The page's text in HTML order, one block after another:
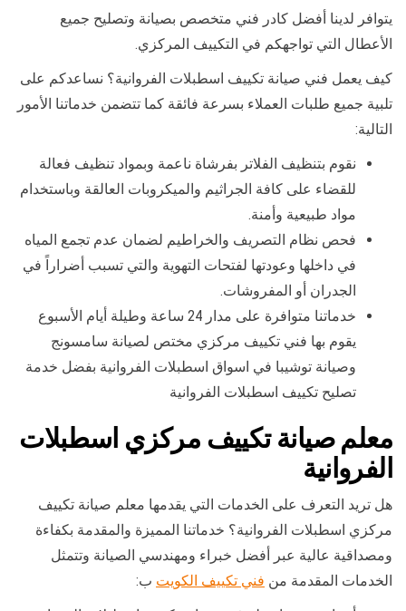
يتوافر لدينا أفضل كادر فني متخصص بصيانة وتصليح جميع
الأعطال التي تواجهكم في التكييف المركزي.
كيف يعمل فني صيانة تكييف اسطبلات الفروانية؟ نساعدكم على
تلبية جميع طلبات العملاء بسرعة فائقة كما تتضمن خدماتنا الأمور
التالية:
نقوم بتنظيف الفلاتر بفرشاة ناعمة وبمواد تنظيف فعالة
للقضاء على كافة الجراثيم والميكروبات العالقة وباستخدام
مواد طبيعية وأمنة.
فحص نظام التصريف والخراطيم لضمان عدم تجمع المياه
في داخلها وعودتها لفتحات التهوية والتي تسبب أضراراً في
الجدران أو المفروشات.
خدماتنا متوافرة على مدار 24 ساعة وطيلة أيام الأسبوع
يقوم بها فني تكييف مركزي مختص لصيانة سامسونج
وصيانة توشيبا في اسواق اسطبلات الفروانية بفضل خدمة
تصليح تكييف اسطبلات الفروانية
معلم صيانة تكييف مركزي اسطبلات
الفروانية
هل تريد التعرف على الخدمات التي يقدمها معلم صيانة تكييف
مركزي اسطبلات الفروانية؟ خدماتنا المميزة والمقدمة بكفاءة
ومصداقية عالية عبر أفضل خبراء ومهندسي الصيانة وتتمثل
الخدمات المقدمة من فني تكييف الكويت ب: